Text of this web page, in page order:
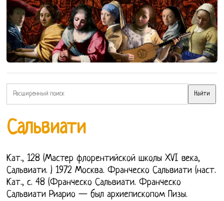
Сальвиати
Кат., 128 (Мастер флорентийской школы XVI века,
Сальвиати. ) 1972 Москва. Франческо Сальвиати (наст.
Кат., с. 48 (Франческо Сальвиати. Франческо
Сальвиати Риарио — был архиепископом Пизы.